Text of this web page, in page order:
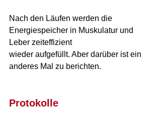
Nach den Läufen werden die
Energiespeicher in Muskulatur und
Leber zeiteffizient
wieder aufgefüllt. Aber darüber ist ein
anderes Mal zu berichten.
Protokolle